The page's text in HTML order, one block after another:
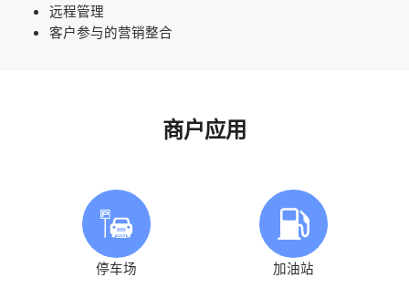
远程管理
客户参与的营销整合
商户应用
停车场 加油站